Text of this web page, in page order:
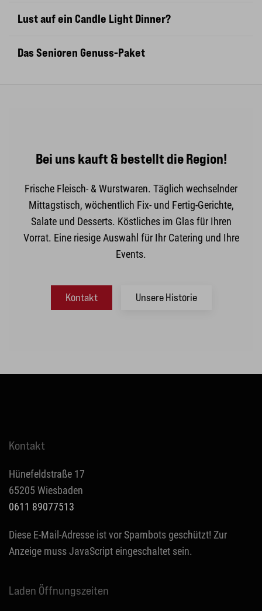
Lust auf ein Candle Light Dinner?
Das Senioren Genuss-Paket
Bei uns kauft & bestellt die Region!
Frische Fleisch- & Wurstwaren. Täglich wechselnder
Mittagstisch, wöchentlich Fix- und Fertig-Gerichte,
Salate und Desserts. Köstliches im Glas für Ihren
Vorrat. Eine riesige Auswahl für Ihr Catering und Ihre
Events.
Kontakt Unsere Historie
Kontakt
Hünefeldstraße 17
65205 Wiesbaden
0611 89077513
Diese E-Mail-Adresse ist vor Spambots geschützt! Zur
Anzeige muss JavaScript eingeschaltet sein.
Laden Öffnungszeiten